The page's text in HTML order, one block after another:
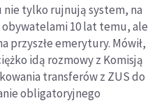
tylko rujnują system, na
10 lat temu, ale
przyszłe emerytury. Mówił,
idą rozmowy z Komisją
transferów z ZUS do
obligatoryjnego